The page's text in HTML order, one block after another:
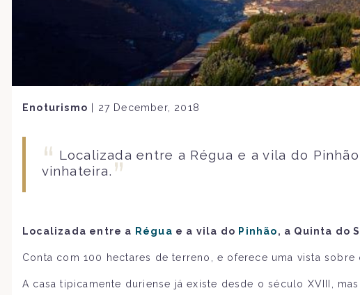
Enoturismo 27 December, 2018
Localizada entre a Régua e a vila do
vinhateira.
Localizada entre a Régua e a vila do Pinhão, a Quinta do
Conta com 100 hectares de terreno, e oferece uma vista sobre
A casa tipicamente duriense já existe desde o século XVIII,